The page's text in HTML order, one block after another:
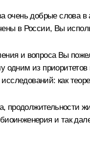
очень добрые
в России, Вы
и вопроса Вы
из
как
продолжительности
и так